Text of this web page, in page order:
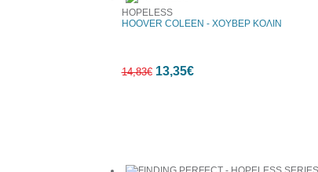
HOPELESS
HOOVER COLEEN - ΧΟΥΒΕΡ ΚΟΛΙΝ
14,83€ 13,35€